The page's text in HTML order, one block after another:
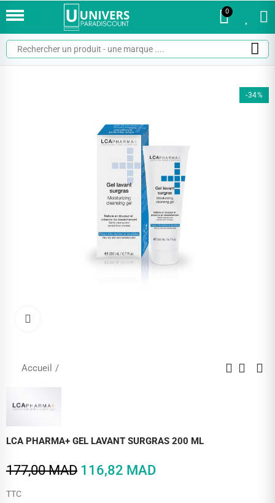
0
-34%
Accueil
LCA PHARMA+ GEL LAVANT SURGRAS 200 ML
177,00 MAD 116,82 MAD
TTC